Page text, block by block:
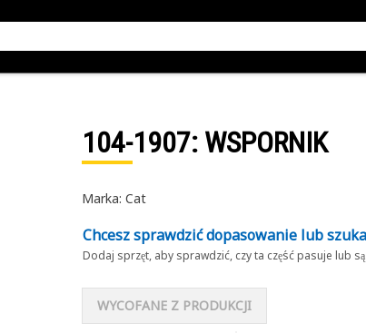
104-1907: WSPORNIK
Marka: Cat
Chcesz sprawdzić dopasowanie lub
Dodaj sprzęt, aby sprawdzić, czy ta część pasuje lub
WYCOFANE Z PRODUKCJI